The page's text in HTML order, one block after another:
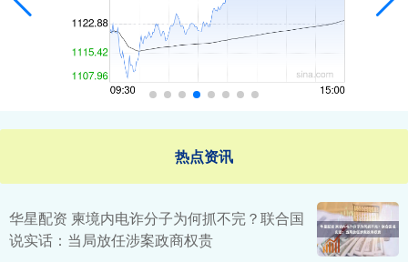
热点资讯
华星配资 柬境内电诈分子为何抓不完？联合国
说实话：当局放任涉案政商权贵